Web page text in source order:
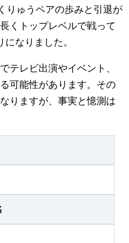
りゅうペアの歩みと引退が
くトップレベルで戦って
なりました。
テレビ出演やイベント、
可能性があります。その
りますが、事実と憶測は